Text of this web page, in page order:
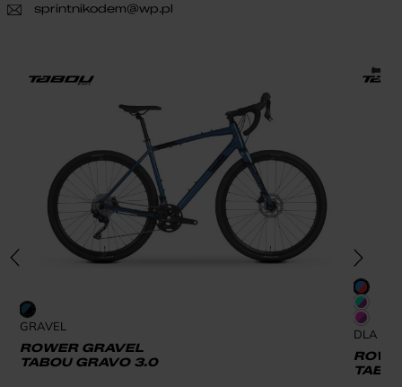
GRAVEL
ROWER GRAVEL
TABOU GRAVO 3.0
DLA
sprintnikodem@wp.pl